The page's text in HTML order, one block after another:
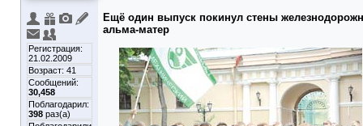
Регистрация:
21.02.2009
Возраст: 41
Сообщений:
30,458
Поблагодарил:
398 раз(а)
Ещё один выпуск покинул стены
альма-матер